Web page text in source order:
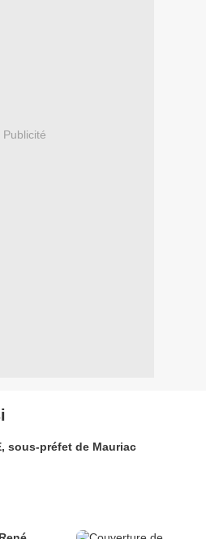
Publicité
sous-préfet de Mauriac